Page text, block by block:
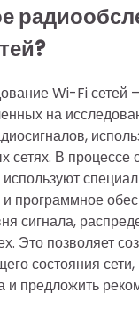
Wi-Fi сетей
на
сетях. В процессе
программное
сигнала,
Это позволяет
состояния
и предложить